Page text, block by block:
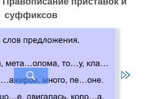
суффиксов